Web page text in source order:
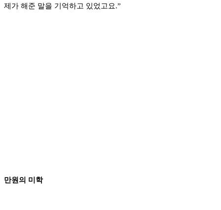
제가 해준 말을 기억하고 있었고요.”
만원의 미학